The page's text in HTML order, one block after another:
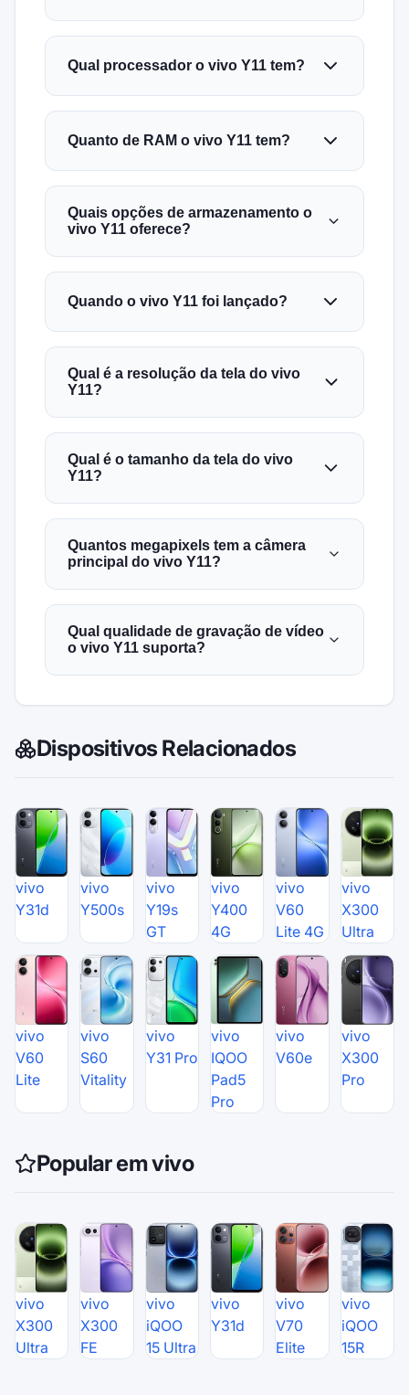
Qual processador o vivo Y11 tem?
Quanto de RAM o vivo Y11 tem?
Quais opções de armazenamento o
vivo Y11 oferece?
Quando o vivo Y11 foi lançado?
Qual é a resolução da tela do vivo
Y11?
Qual é o tamanho da tela do vivo
Y11?
Quantos megapixels tem a câmera
principal do vivo Y11?
Qual qualidade de gravação de vídeo
o vivo Y11 suporta?
Dispositivos Relacionados
vivo
Y31d
vivo
Y500s
vivo
Y19s
GT
vivo
Y400
4G
vivo
V60
Lite 4G
vivo
X300
Ultra
vivo
V60
Lite
vivo
S60
Vitality
vivo
Y31 Pro
vivo
IQOO
Pad5
Pro
vivo
V60e
vivo
X300
Pro
Popular em vivo
vivo
X300
Ultra
vivo
X300
FE
vivo
iQOO
15 Ultra
vivo
Y31d
vivo
V70
Elite
vivo
iQOO
15R